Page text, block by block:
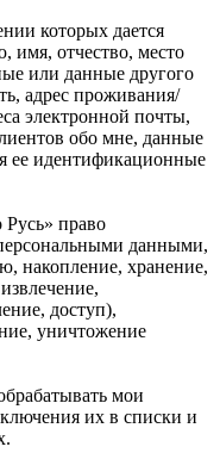
которых дается
имя, отчество, место
или данные другого
адрес проживания/
электронной почты,
обо мне, данные
ее идентификационные
право
данными,
накопление, хранение,
доступ),
уничтожение
мои
их в списки и